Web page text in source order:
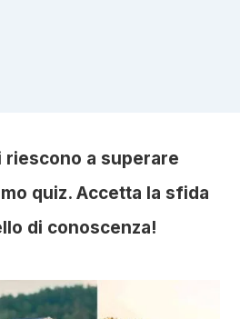
a superare
quiz. Accetta la sfida
di conoscenza!